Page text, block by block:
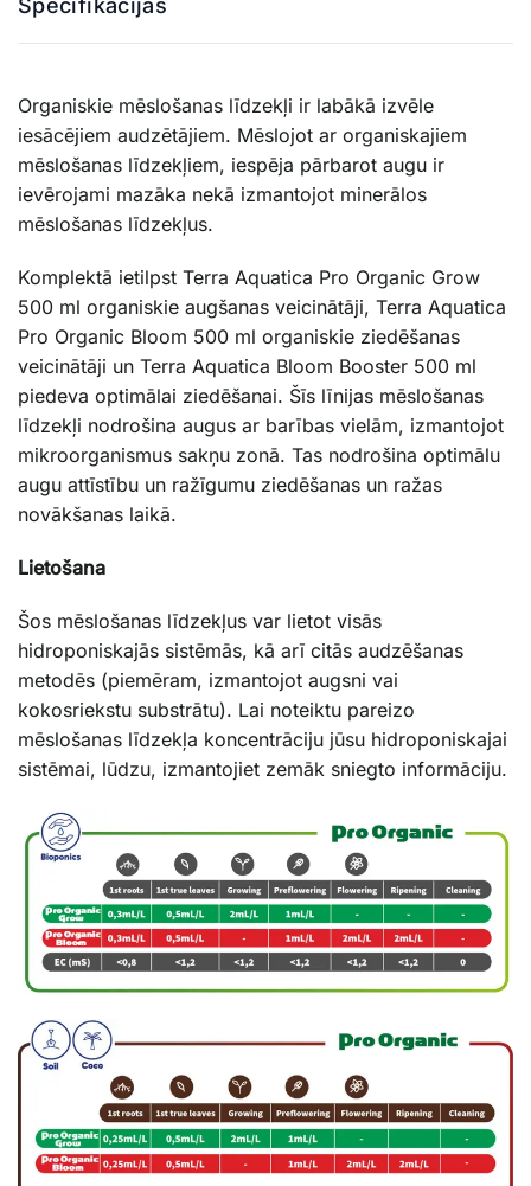
Specifikācijas
Organiskie mēslošanas līdzekļi ir labākā izvēle
iesācējiem audzētājiem. Mēslojot ar organiskajiem
mēslošanas līdzekļiem, iespēja pārbarot augu ir
ievērojami mazāka nekā izmantojot minerālos
mēslošanas līdzekļus.
Komplektā ietilpst Terra Aquatica Pro Organic Grow
500 ml organiskie augšanas veicinātāji, Terra Aquatica
Pro Organic Bloom 500 ml organiskie ziedēšanas
veicinātāji un Terra Aquatica Bloom Booster 500 ml
piedeva optimālai ziedēšanai. Šīs līnijas mēslošanas
līdzekļi nodrošina augus ar barības vielām, izmantojot
mikroorganismus sakņu zonā. Tas nodrošina optimālu
augu attīstību un ražīgumu ziedēšanas un ražas
novākšanas laikā.
Lietošana
Šos mēslošanas līdzekļus var lietot visās
hidroponiskajās sistēmās, kā arī citās audzēšanas
metodēs (piemēram, izmantojot augsni vai
kokosriekstu substrātu). Lai noteiktu pareizo
mēslošanas līdzekļa koncentrāciju jūsu hidroponiskajai
sistēmai, lūdzu, izmantojiet zemāk sniegto informāciju.